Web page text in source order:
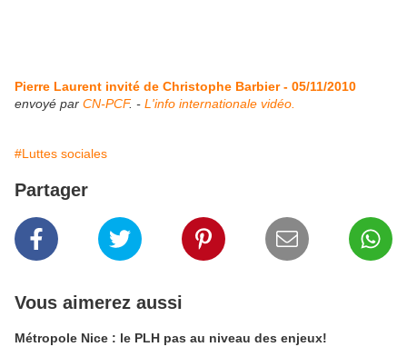
Pierre Laurent invité de Christophe Barbier - 05/11/2010
envoyé par CN-PCF. - L'info internationale vidéo.
#Luttes sociales
Partager
Vous aimerez aussi
Métropole Nice : le PLH pas au niveau des enjeux!